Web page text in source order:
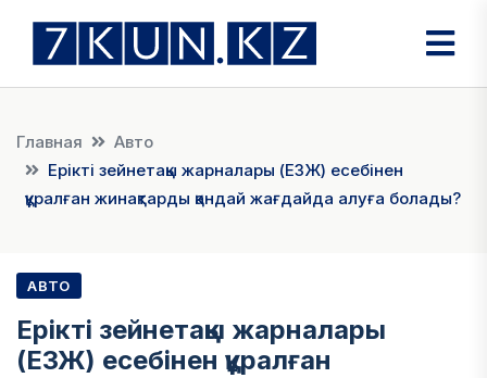
Главная
Авто
Ерікті зейнетақы жарналары (ЕЗЖ) есебінен
құралған жинақтарды қандай жағдайда алуға болады?
АВТО
Ерікті зейнетақы жарналары
(ЕЗЖ) есебінен құралған